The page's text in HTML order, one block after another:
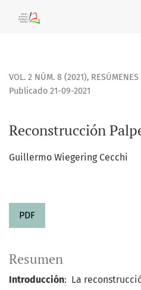
VOL. 2 NÚM. 8 (2021),
Reconstrucción
Publicado 21-09-2021
Guillermo Wiegering Cecchi
PDF
Resumen
Introducción: La